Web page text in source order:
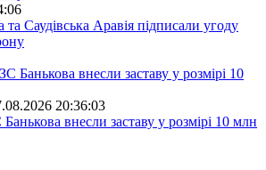
Саудівська Аравія підписали угоду
20:36:03
внесли заставу у розмірі 10 млн